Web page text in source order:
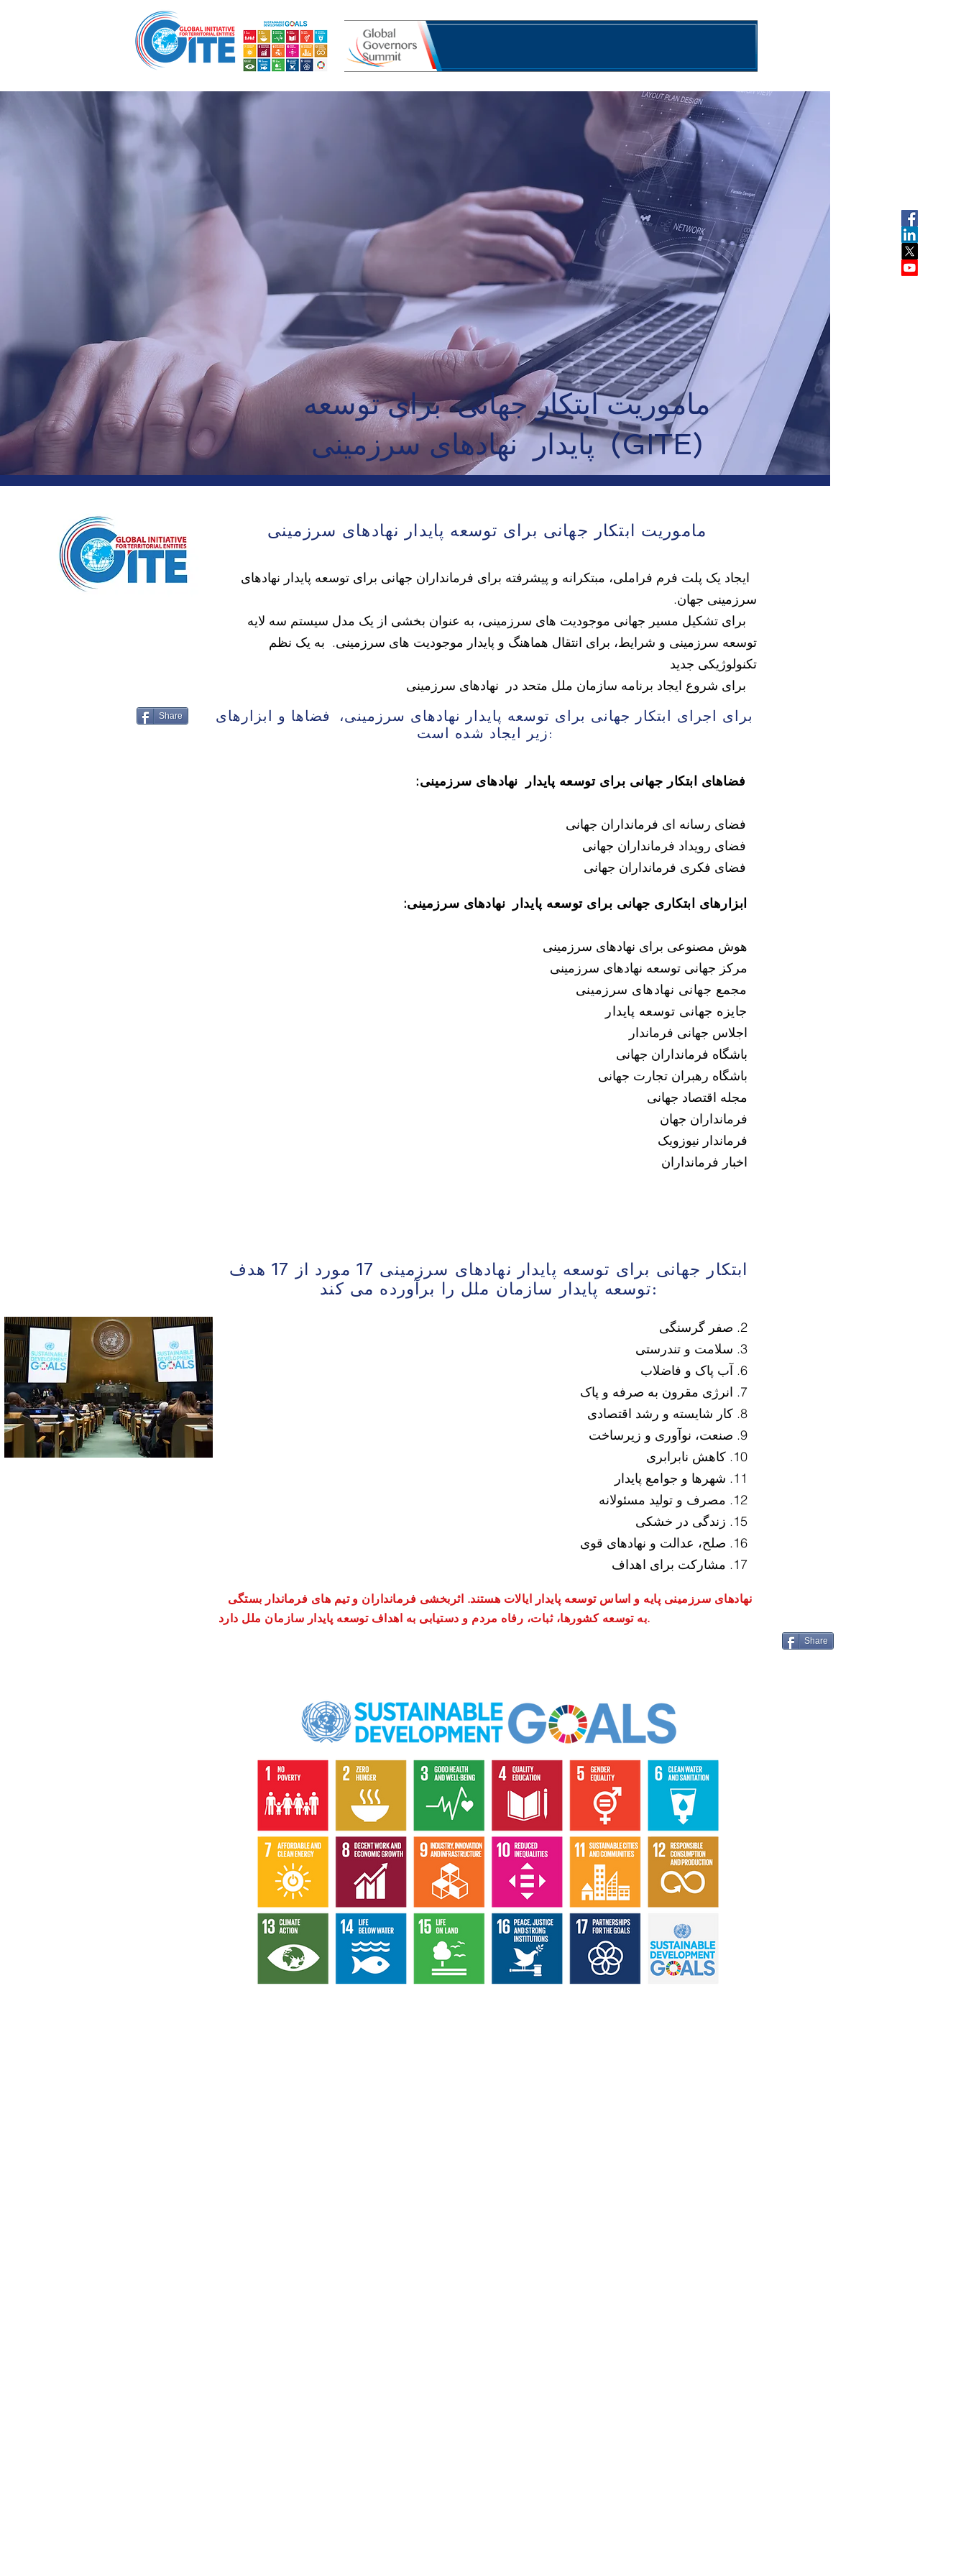
صفحه اصلی برنامه سازمان ملل در سرزمین ها اخبار با ما تماس بگیرید
ماموریت ابتکار جهانی برای توسعه
پایدار نهادهای سرزمینی (GITE)
ماموریت ابتکار جهانی برای توسعه پایدار نهادهای سرزمینی
ایجاد یک پلت فرم فراملی، مبتکرانه و پیشرفته برای فرمانداران جهانی برای توسعه پایدار نهادهای
سرزمینی جهان.
برای تشکیل مسیر جهانی موجودیت های سرزمینی، به عنوان بخشی از یک مدل سیستم سه لایه
توسعه سرزمینی و شرایط، برای انتقال هماهنگ و پایدار موجودیت های سرزمینی. به یک نظم
تکنولوژیکی جدید
برای شروع ایجاد برنامه سازمان ملل متحد در
نهادهای سرزمینی
Share برای اجرای ابتکار جهانی برای توسعه پایدار نهادهای سرزمینی،
فضاها و ابزارهای
زیر ایجاد شده است:
فضاهای ابتکار جهانی برای توسعه پایدار نهادهای سرزمینی:
فضای رسانه ای فرمانداران جهانی
فضای رویداد فرمانداران جهانی
فضای فکری فرمانداران جهانی
ابزارهای ابتکاری جهانی برای توسعه پایدار نهادهای سرزمینی:
هوش مصنوعی برای نهادهای سرزمینی
مرکز جهانی توسعه نهادهای سرزمینی
مجمع جهانی نهادهای سرزمینی
جایزه جهانی توسعه پایدار
اجلاس جهانی فرماندار
باشگاه فرمانداران جهانی
باشگاه رهبران تجارت جهانی
مجله اقتصاد جهانی
فرمانداران جهان
فرماندار نیوزویک
اخبار فرمانداران
ابتکار جهانی برای توسعه پایدار نهادهای سرزمینی 17 مورد از 17 هدف
توسعه پایدار سازمان ملل را برآورده می کند:
2. صفر گرسنگی
3. سلامت و تندرستی
6. آب پاک و فاضلاب
7. انرژی مقرون به صرفه و پاک
8. کار شایسته و رشد اقتصادی
9. صنعت، نوآوری و زیرساخت
10. کاهش نابرابری
11. شهرها و جوامع پایدار
12. مصرف و تولید مسئولانه
15. زندگی در خشکی
16. صلح، عدالت و نهادهای قوی
17. مشارکت برای اهداف
به توسعه کشورها، ثبات، رفاه مردم و دستیابی به اهداف توسعه پایدار سازمان ملل دارد.
Share